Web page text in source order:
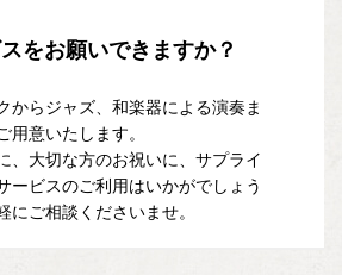
をお願いできますか？
からジャズ、和楽器による演奏ま
用意いたします。
、大切な方のお祝いに、サプライ
ービスのご利用はいかがでしょう
にご相談くださいませ。